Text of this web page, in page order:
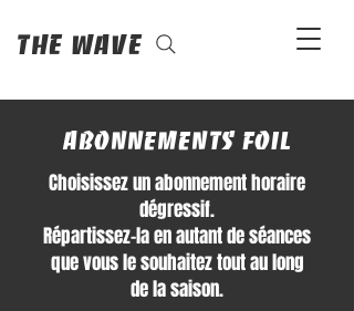
The Wave
Abonnements Foil
Choisissez un abonnement horaire
dégressif.
Répartissez-la en autant de séances
que vous le souhaitez tout au long
de la saison.